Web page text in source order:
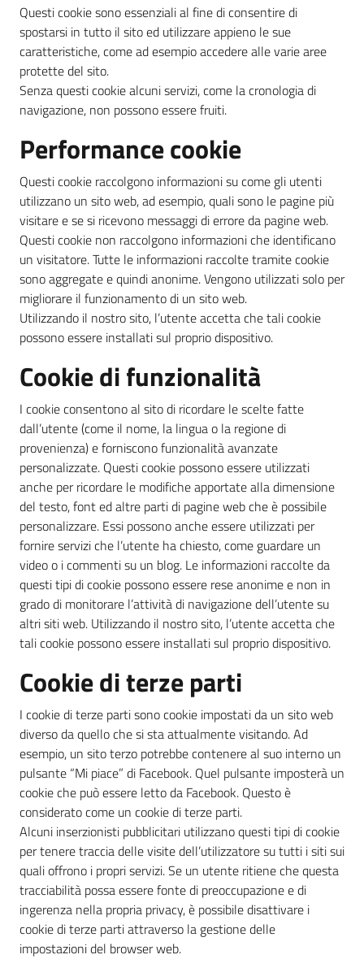
Questi cookie sono essenziali al fine di consentire di
spostarsi in tutto il sito ed utilizzare appieno le sue
caratteristiche, come ad esempio accedere alle varie aree
protette del sito.
Senza questi cookie alcuni servizi, come la cronologia di
navigazione, non possono essere fruiti.
Performance cookie
Questi cookie raccolgono informazioni su come gli utenti
utilizzano un sito web, ad esempio, quali sono le pagine più
visitare e se si ricevono messaggi di errore da pagine web.
Questi cookie non raccolgono informazioni che identificano
un visitatore. Tutte le informazioni raccolte tramite cookie
sono aggregate e quindi anonime. Vengono utilizzati solo per
migliorare il funzionamento di un sito web.
Utilizzando il nostro sito, l’utente accetta che tali cookie
possono essere installati sul proprio dispositivo.
Cookie di funzionalità
I cookie consentono al sito di ricordare le scelte fatte
dall’utente (come il nome, la lingua o la regione di
provenienza) e forniscono funzionalità avanzate
personalizzate. Questi cookie possono essere utilizzati
anche per ricordare le modifiche apportate alla dimensione
del testo, font ed altre parti di pagine web che è possibile
personalizzare. Essi possono anche essere utilizzati per
fornire servizi che l’utente ha chiesto, come guardare un
video o i commenti su un blog. Le informazioni raccolte da
questi tipi di cookie possono essere rese anonime e non in
grado di monitorare l’attività di navigazione dell’utente su
altri siti web. Utilizzando il nostro sito, l’utente accetta che
tali cookie possono essere installati sul proprio dispositivo.
Cookie di terze parti
I cookie di terze parti sono cookie impostati da un sito web
diverso da quello che si sta attualmente visitando. Ad
esempio, un sito terzo potrebbe contenere al suo interno un
pulsante “Mi piace” di Facebook. Quel pulsante imposterà un
cookie che può essere letto da Facebook. Questo è
considerato come un cookie di terze parti.
Alcuni inserzionisti pubblicitari utilizzano questi tipi di cookie
per tenere traccia delle visite dell’utilizzatore su tutti i siti sui
quali offrono i propri servizi. Se un utente ritiene che questa
tracciabilità possa essere fonte di preoccupazione e di
ingerenza nella propria privacy, è possibile disattivare i
cookie di terze parti attraverso la gestione delle
impostazioni del browser web.